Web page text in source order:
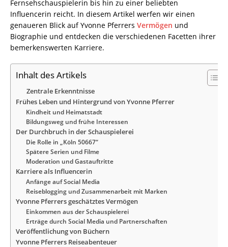
Fernsehschauspielerin bis hin zu einer beliebten
Influencerin reicht. In diesem Artikel werfen wir einen
genaueren Blick auf Yvonne Pferrers Vermögen und
Biographie und entdecken die verschiedenen Facetten ihrer
bemerkenswerten Karriere.
Inhalt des Artikels
Zentrale Erkenntnisse
Frühes Leben und Hintergrund von Yvonne Pferrer
Kindheit und Heimatstadt
Bildungsweg und frühe Interessen
Der Durchbruch in der Schauspielerei
Die Rolle in „Köln 50667“
Spätere Serien und Filme
Moderation und Gastauftritte
Karriere als Influencerin
Anfänge auf Social Media
Reiseblogging und Zusammenarbeit mit Marken
Yvonne Pferrers geschätztes Vermögen
Einkommen aus der Schauspielerei
Erträge durch Social Media und Partnerschaften
Veröffentlichung von Büchern
Yvonne Pferrers Reiseabenteuer